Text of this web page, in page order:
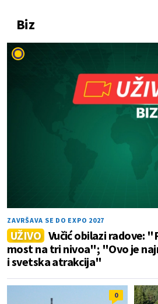
Biz
ZAVRŠAVA SE DO EXPO 2027
UŽIVO Vučić obilazi radove:
most na tri nivoa"; "Ovo je
i svetska atrakcija"
0